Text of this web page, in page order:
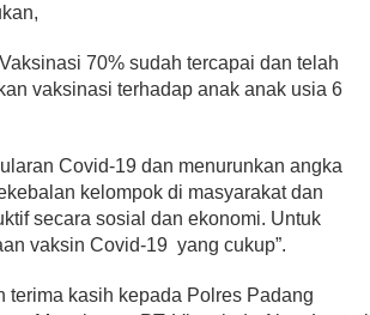
70% sudah tercapai dan telah
vaksinasi terhadap anak anak usia 6
Covid-19 dan menurunkan angka
kelompok di masyarakat dan
secara sosial dan ekonomi. Untuk
vaksin Covid-19 yang cukup”.
terima kasih kepada Polres Padang